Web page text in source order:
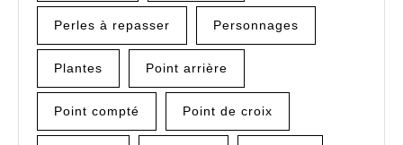
Perles à repasser Personnages
Plantes Point arrière
Point compté Point de croix